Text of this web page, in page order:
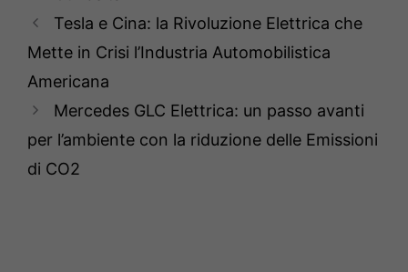
Tesla e Cina: la Rivoluzione Elettrica che
Mette in Crisi l’Industria Automobilistica
Americana
Mercedes GLC Elettrica: un passo avanti
per l’ambiente con la riduzione delle Emissioni
di CO2